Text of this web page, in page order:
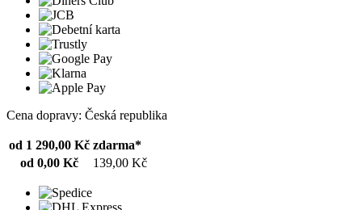
Cena dopravy: Česká republika
od 1 290,00 Kč zdarma*
od 0,00 Kč
139,00 Kč